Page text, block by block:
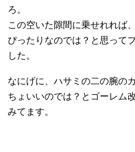
ろ。
この空いた隙間に乗せれれば
ぴったりなのでは？と思って
した。
なにげに、ハサミの二の腕の
ちょいいのでは？とゴーレム
みてます。